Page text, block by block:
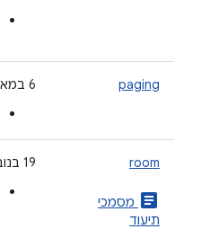
paging
‫6 במאי 2026
room
article מסמכי
תיעוד
‫19 בנובמבר 2025